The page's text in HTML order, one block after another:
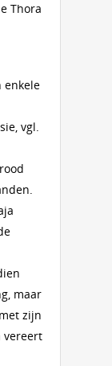
Thora
enkele
vgl.
maar
zijn
vereert